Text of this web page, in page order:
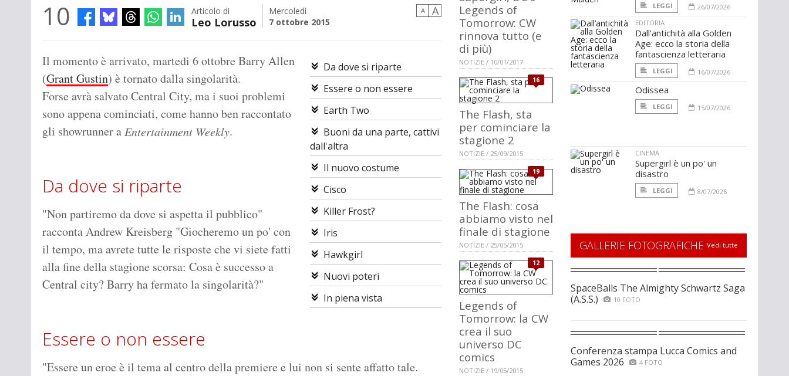
10 Articolo di
Leo Lorusso
Mercoledì
7 ottobre 2015
A A
Da dove si riparte
Essere o non essere
Earth Two
Buoni da una parte, cattivi
dall'altra
Il nuovo costume
Cisco
Killer Frost?
Iris
Hawkgirl
Nuovi poteri
In piena vista
Il momento è arrivato, martedi 6 ottobre Barry Allen
(Grant Gustin) è tornato dalla singolarità.
Forse avrà salvato Central City, ma i suoi problemi
sono appena cominciati, come hanno ben raccontato
gli showrunner aEntertainment Weekly.
Da dove si riparte
"Non partiremo da dove si aspetta il pubblico"
racconta Andrew Kreisberg "Giocheremo un po' con
il tempo, ma avrete tutte le risposte che vi siete fatti
alla fine della stagione scorsa: Cosa è successo a
Central city? Barry ha fermato la singolarità?"
Essere o non essere
"Essere un eroe è il tema al centro della premiere e lui non si sente affatto tale.
Legends of
Tomorrow: CW
rinnova tutto (e
di più)
NOTIZIE / 10/01/2017
16
The Flash, sta
per cominciare la
stagione 2
NOTIZIE / 25/09/2015
19
The Flash: cosa
abbiamo visto nel
finale di stagione
NOTIZIE / 25/05/2015
12
Legends of
Tomorrow: la CW
crea il suo
universo DC
comics
NOTIZIE / 19/05/2015
LEGGI
26/07/2026
EDITORIA
Dall’antichità alla Golden
Age: ecco la storia della
fantascienza letteraria
LEGGI 16/07/2026
Odissea
LEGGI 15/07/2026
CINEMA
Supergirl è un po' un
disastro
LEGGI 8/07/2026
GALLERIE FOTOGRAFICHE Vedi tutte
SpaceBalls The Almighty Schwartz Saga
(A.S.S.)
10 FOTO
Conferenza stampa Lucca Comics and
Games 2026
4 FOTO